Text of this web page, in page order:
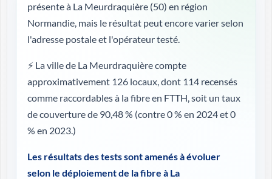
présente à La Meurdraquière (50) en région
Normandie, mais le résultat peut encore varier selon
l'adresse postale et l'opérateur testé.
⚡ La ville de La Meurdraquière compte
approximativement 126 locaux, dont 114 recensés
comme raccordables à la fibre en FTTH, soit un taux
de couverture de 90,48 % (contre 0 % en 2024 et 0
% en 2023.)
Les résultats des tests sont amenés à évoluer
selon le déploiement de la fibre à La